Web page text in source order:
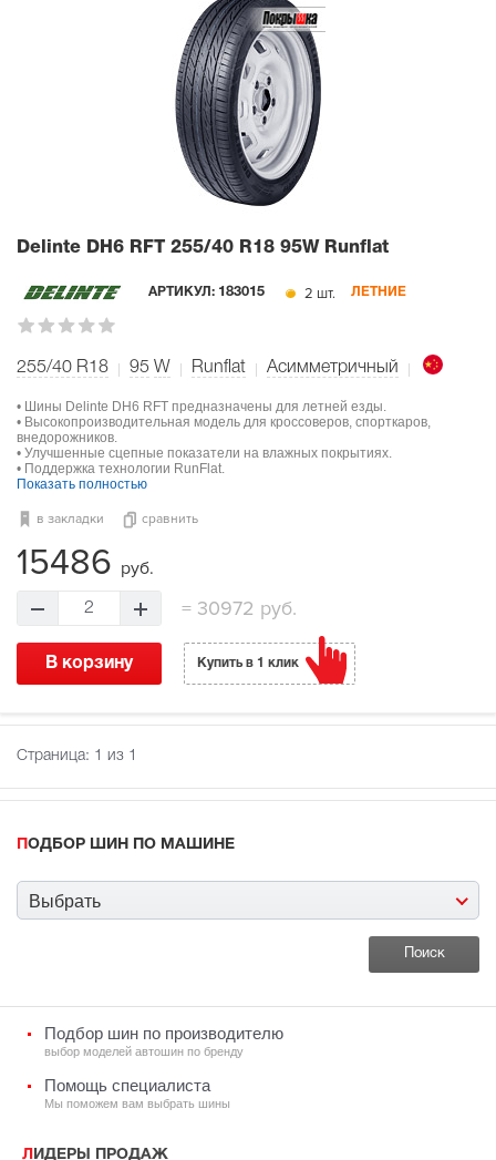
Delinte DH6 RFT 255/40 R18 95W Runflat
АРТИКУЛ: 183015 2 шт. ЛЕТНИЕ
255/40 R18 95 W Runflat Асимметричный
• Шины Delinte DH6 RFT предназначены для летней езды.
• Высокопроизводительная модель для кроссоверов, спорткаров,
внедорожников.
• Улучшенные сцепные показатели на влажных покрытиях.
• Поддержка технологии RunFlat.
Показать полностью
в закладки сравнить
15486 руб.
2 =30972 руб.
В корзину Купить в 1 клик
Страница: 1 из 1
ПОДБОР ШИН ПО МАШИНЕ
Выбрать
Подбор шин по производителю
выбор моделей автошин по бренду
Помощь специалиста
Мы поможем вам выбрать шины
ЛИДЕРЫ ПРОДАЖ